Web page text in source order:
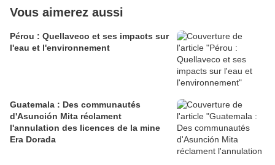
Vous aimerez aussi
Pérou : Quellaveco et ses impacts sur
l'eau et l'environnement
Guatemala : Des communautés
d'Asunción Mita réclament
l'annulation des licences de la mine
Era Dorada